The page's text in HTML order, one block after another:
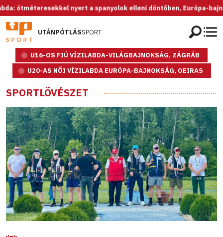
nyert a spanyolok elleni döntőben, Európa-bajnok az
UTÁNPÓTLÁSSPORT
U16-OS FIÚ VÍZILABDA-VILÁGBAJNOKSÁG, ZÁGRÁB
U20-AS NŐI VÍZILABDA EURÓPA-BAJNOKSÁG, OEIRAS
SPORTLÖVÉSZET